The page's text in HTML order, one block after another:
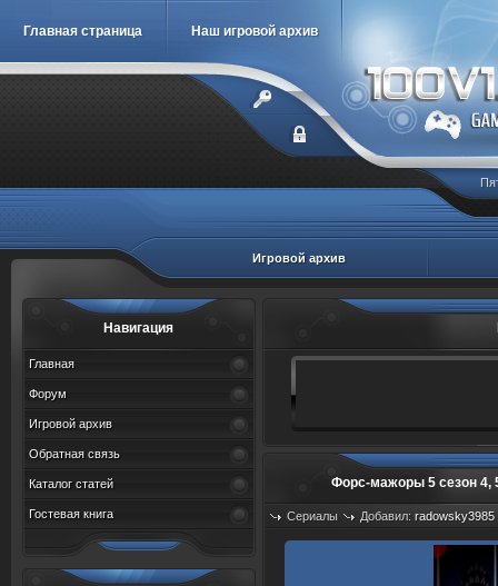
Главная страница Наш игровой архив
Игровой архив
Навигация
Главная
Форум
Игровой архив
Обратная связь
Каталог статей
Гостевая книга
Форс-мажоры 5 сезон 4,
Сериалы Добавил: radowsky3985
Просмотров: 471